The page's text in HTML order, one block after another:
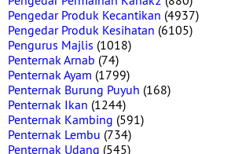
Pengedar Produk Kecantikan (4937)
Pengedar Produk Kesihatan (6105)
Pengurus Majlis (1018)
Penternak Arnab (74)
Penternak Ayam (1799)
Penternak Burung Puyuh (168)
Penternak Ikan (1244)
Penternak Kambing (591)
Penternak Lembu (734)
Penternak Udang (545)